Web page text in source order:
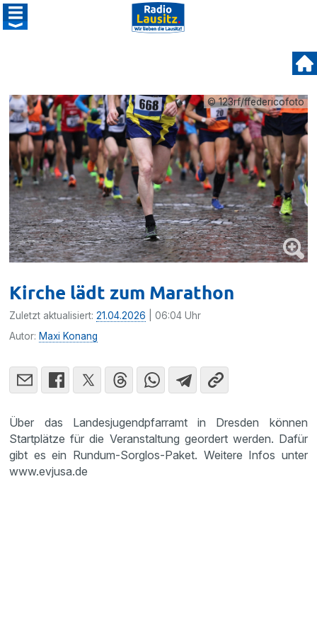
© 123rf/ffedericofoto
Kirche lädt zum Marathon
Zuletzt aktualisiert:21.04.2026 | 06:04 Uhr
Autor: Maxi Konang
Über das Landesjugendpfarramt in Dresden können
Startplätze für die Veranstaltung geordert werden. Dafür
gibt es ein Rundum-Sorglos-Paket. Weitere Infos unter
www.evjusa.de